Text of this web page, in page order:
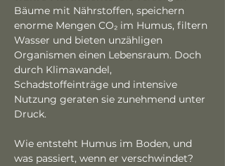
Bäume mit Nährstoffen, speichern
enorme Mengen CO₂ im Humus, filtern
Wasser und bieten unzähligen
Organismen einen Lebensraum. Doch
durch Klimawandel,
Schadstoffeinträge und intensive
Nutzung geraten sie zunehmend unter
Druck.
Wie entsteht Humus im Boden, und
was passiert, wenn er verschwindet?